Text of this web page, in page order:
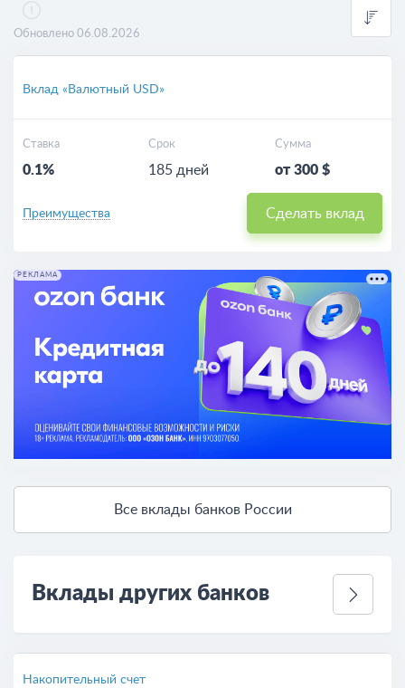
Обновлено 06.08.2026
Вклад «Валютный USD»
Ставка
0.1%
Срок
185 дней
Сумма
от 300 $
Преимущества Сделать вклад
РЕКЛАМА
Все вклады банков России
Вклады других банков
Накопительный счет